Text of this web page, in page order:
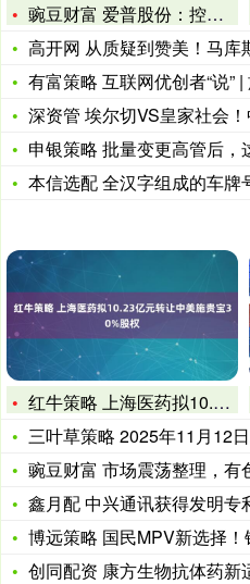
豌豆财富 爱普股份：控股股东魏中浩拟协议转让2900万股公司
高开网 从质疑到赞美！马库斯
有富策略 互联网优创者“说”
深资管 埃尔切VS皇家社会！中
申银策略 批量变更高管后，
本信选配 全汉字组成的车牌号
红牛策略 上海医药拟10.23亿元转让中美施贵宝30%股权
三叶草策略 2025年11月12
豌豆财富 市场震荡整理，有色
鑫月配 中兴通讯获得发明专利授
博远策略 国民MPV新选择！锐
创同配资 康方生物抗体药新适